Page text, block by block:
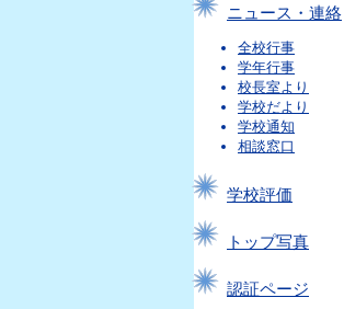
ニュース・連絡
全校行事
学年行事
校長室より
学校だより
学校通知
相談窓口
学校評価
トップ写真
認証ページ